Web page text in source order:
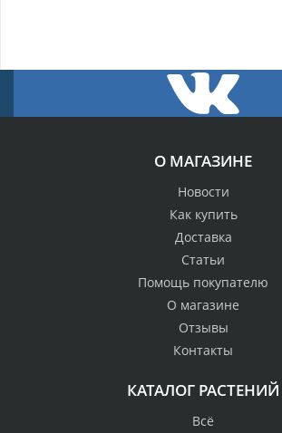
О МАГАЗИНЕ
Новости
Как купить
Доставка
Статьи
Помощь покупателю
О магазине
Отзывы
Контакты
КАТАЛОГ РАСТЕНИЙ
Всё